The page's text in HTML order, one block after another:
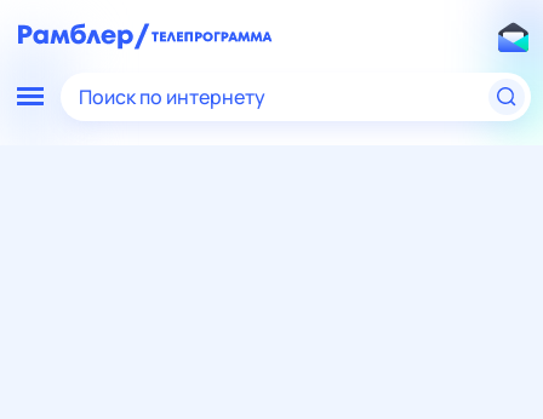
Поиск по интернету